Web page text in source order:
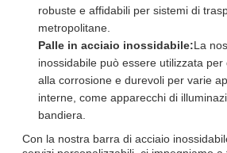
robuste e affidabili per sistemi di
metropolitane.
Palle in acciaio inossidabile:La
inossidabile può essere utilizzata
alla corrosione e durevoli per varie
interne, come apparecchi di
bandiera.
Con la nostra barra di acciaio